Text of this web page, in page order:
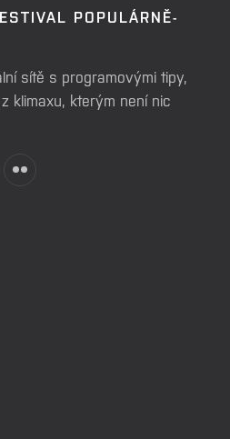
POPULÁRNĚ-
sítě s programovými tipy,
klimaxu, kterým není nic